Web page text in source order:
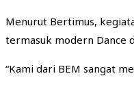
Menurut Bertimus,
termasuk modern Dance
“Kami dari BEM sangat